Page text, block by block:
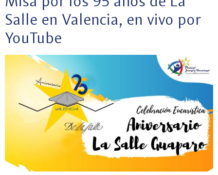
Salle en Valencia, en vivo por
YouTube